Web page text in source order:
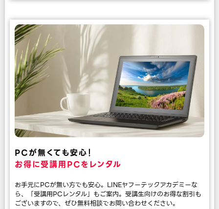
PCが無くても安心！
お得に受講用PCをレンタル
お手元にPCが無い方でも安心。LINEヤフーテックアカデミーな
ら、「受講用PCレンタル」もご案内。受講生向けのお得な割引も
ございますので、ぜひ無料相談でお問い合わせください。